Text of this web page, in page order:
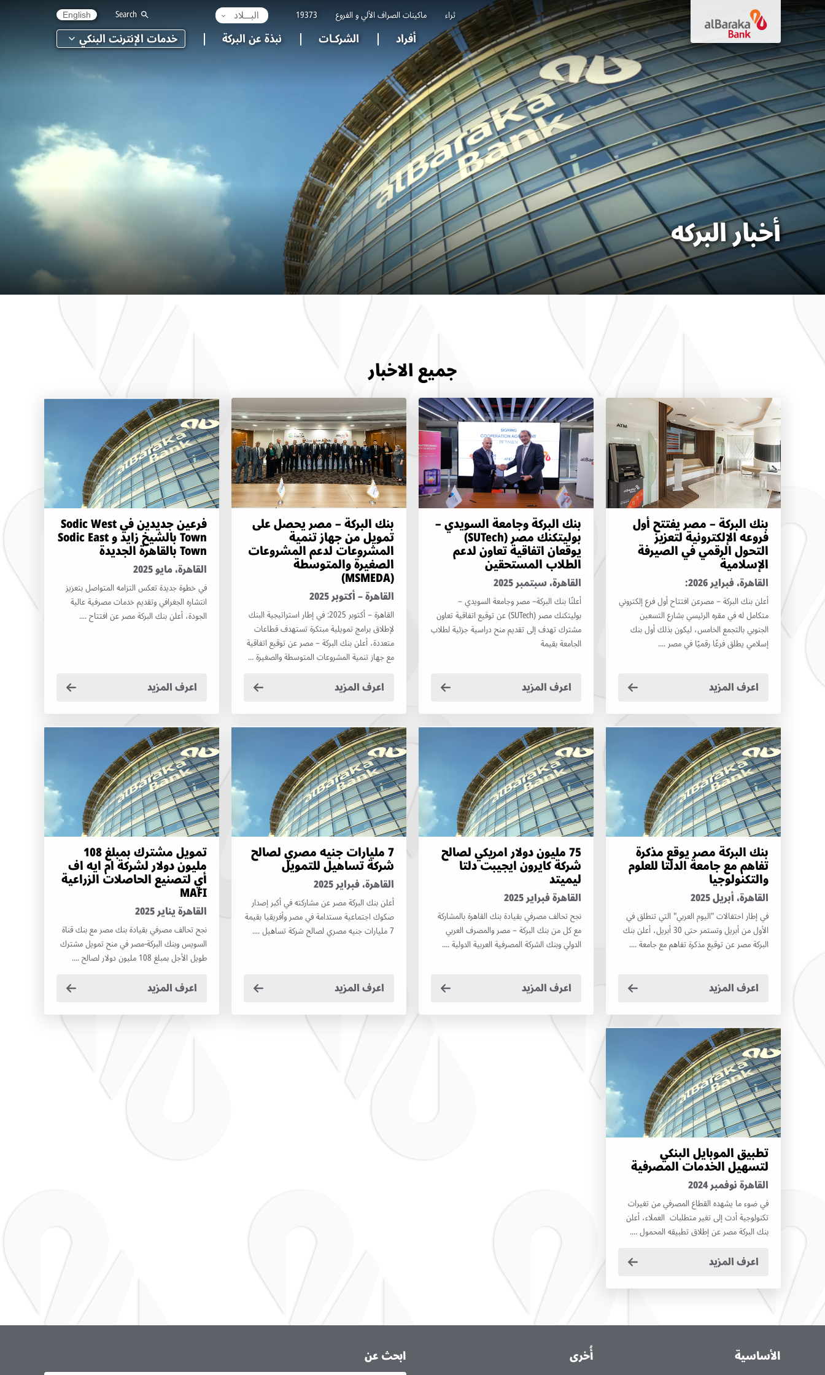
أفراد الشركـات نبذة عن البركة خدمات الإنترنت البنكي
ثراء ماكينات الصراف الألي و الفروع 19373 البـــلاد Search
English
أخبار البركه
جميع الاخبار
بنك البركة – مصر يفتتح أول
فروعه الإلكترونية لتعزيز
التحول الرقمي في الصيرفة
الإسلامية
القاهرة، فبراير 2026:
أعلن بنك البركة – مصرعن افتتاح أول فرع إلكتروني
متكامل له في مقره الرئيسي بشارع التسعين
الجنوبي بالتجمع الخامس، ليكون بذلك أول بنك
إسلامي يطلق فرعًا رقميًا في مصر ....
اعرف المزيد
بنك البركة وجامعة السويدي –
بوليتكنك مصر (SUTech)
يوقعان اتفاقية تعاون لدعم
الطلاب المستحقين
القاهرة، سبتمبر 2025
أعلنّا بنك البركة– مصر وجامعة السويدي –
بوليتكنك مصر (SUTech) عن توقيع اتفاقية تعاون
مشترك تهدف إلى تقديم منح دراسية جزئية لطلاب
الجامعة بقيمة
اعرف المزيد
بنك البركة – مصر يحصل على
تمويل من جهاز تنمية
المشروعات لدعم المشروعات
الصغيرة والمتوسطة
(MSMEDA)
القاهرة – أكتوبر 2025
القاهرة – أكتوبر 2025: في إطار استراتيجية البنك
لإطلاق برامج تمويلية مبتكرة تستهدف قطاعات
متعددة، أعلن بنك البركة – مصر عن توقيع اتفاقية
مع جهاز تنمية المشروعات المتوسطة والصغيرة ...
اعرف المزيد
فرعين جديدين في Sodic West
Town بالشيخ زايد و Sodic East
Town بالقاهرة الجديدة
القاهرة، مايو 2025
في خطوة جديدة تعكس التزامه المتواصل بتعزيز
انتشاره الجغرافي وتقديم خدمات مصرفية عالية
الجودة، أعلن بنك البركة مصر عن افتتاح ....
اعرف المزيد
بنك البركة مصر يوقع مذكرة
تفاهم مع جامعة الدلتا للعلوم
والتكنولوجيا
القاهرة، أبريل 2025
في إطار احتفالات "اليوم العربي" التي تنطلق في
الأول من أبريل وتستمر حتى 30 أبريل، أعلن بنك
البركة مصر عن توقيع مذكرة تفاهم مع جامعة ....
اعرف المزيد
75 مليون دولار امريكي لصالح
شركة كايرون ايجيبت دلتا
ليميتد
القاهرة فبراير 2025
نجح تحالف مصرفي بقيادة بنك القاهرة بالمشاركة
مع كل من بنك البركة – مصر والمصرف العربي
الدولي وبنك الشركة المصرفية العربية الدولية ....
اعرف المزيد
7 مليارات جنيه مصري لصالح
شركة تساهيل للتمويل
القاهرة، فبراير 2025
أعلن بنك البركة مصر عن مشاركته في أكبر إصدار
صكوك اجتماعية مستدامة في مصر وأفريقيا بقيمة
7 مليارات جنيه مصري لصالح شركة تساهيل ....
اعرف المزيد
تمويل مشترك بمبلغ 108
مليون دولار لشركة ام ايه اف
أي لتصنيع الحاصلات الزراعية
MAFI
القاهرة يناير 2025
نجح تحالف مصرفي بقيادة بنك مصر مع بنك قناة
السويس وبنك البركة-مصر في منح تمويل مشترك
طويل الأجل بمبلغ 108 مليون دولار لصالح ....
اعرف المزيد
تطبيق الموبايل البنكي
لتسهيل الخدمات المصرفية
القاهرة نوفمبر 2024
في ضوء ما يشهده القطاع المصرفي من تغيرات
تكنولوجية أدت إلى تغير متطلبات العملاء، أعلن
بنك البركة مصر عن إطلاق تطبيقه المحمول ....
اعرف المزيد
الأساسية أُخرى ابحث عن